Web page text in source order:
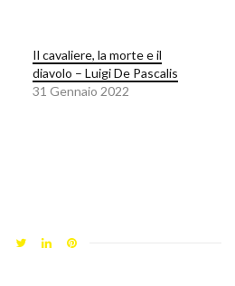
Il cavaliere, la morte e il
diavolo – Luigi De Pascalis
31 Gennaio 2022